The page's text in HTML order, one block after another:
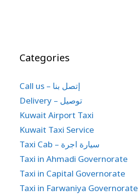
Categories
Call us – إتصل بنا
Delivery – توصيل
Kuwait Airport Taxi
Kuwait Taxi Service
Taxi Cab – سيارة اجرة
Taxi in Ahmadi Governorate
Taxi in Capital Governorate
Taxi in Farwaniya Governorate